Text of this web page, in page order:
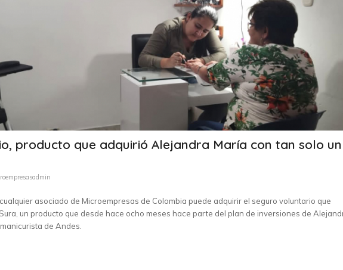
producto que adquirió Alejandra María con tan solo un
asociado de Microempresas de Colombia puede adquirir el seguro voluntario que
un producto que desde hace ocho meses hace parte del plan de inversiones de
de Andes.